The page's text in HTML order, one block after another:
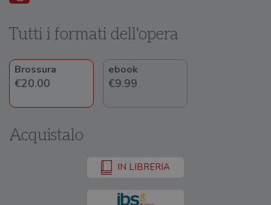
Tutti i formati dell'opera
Brossura
€20.00
ebook
€9.99
Acquistalo
IN LIBRERIA